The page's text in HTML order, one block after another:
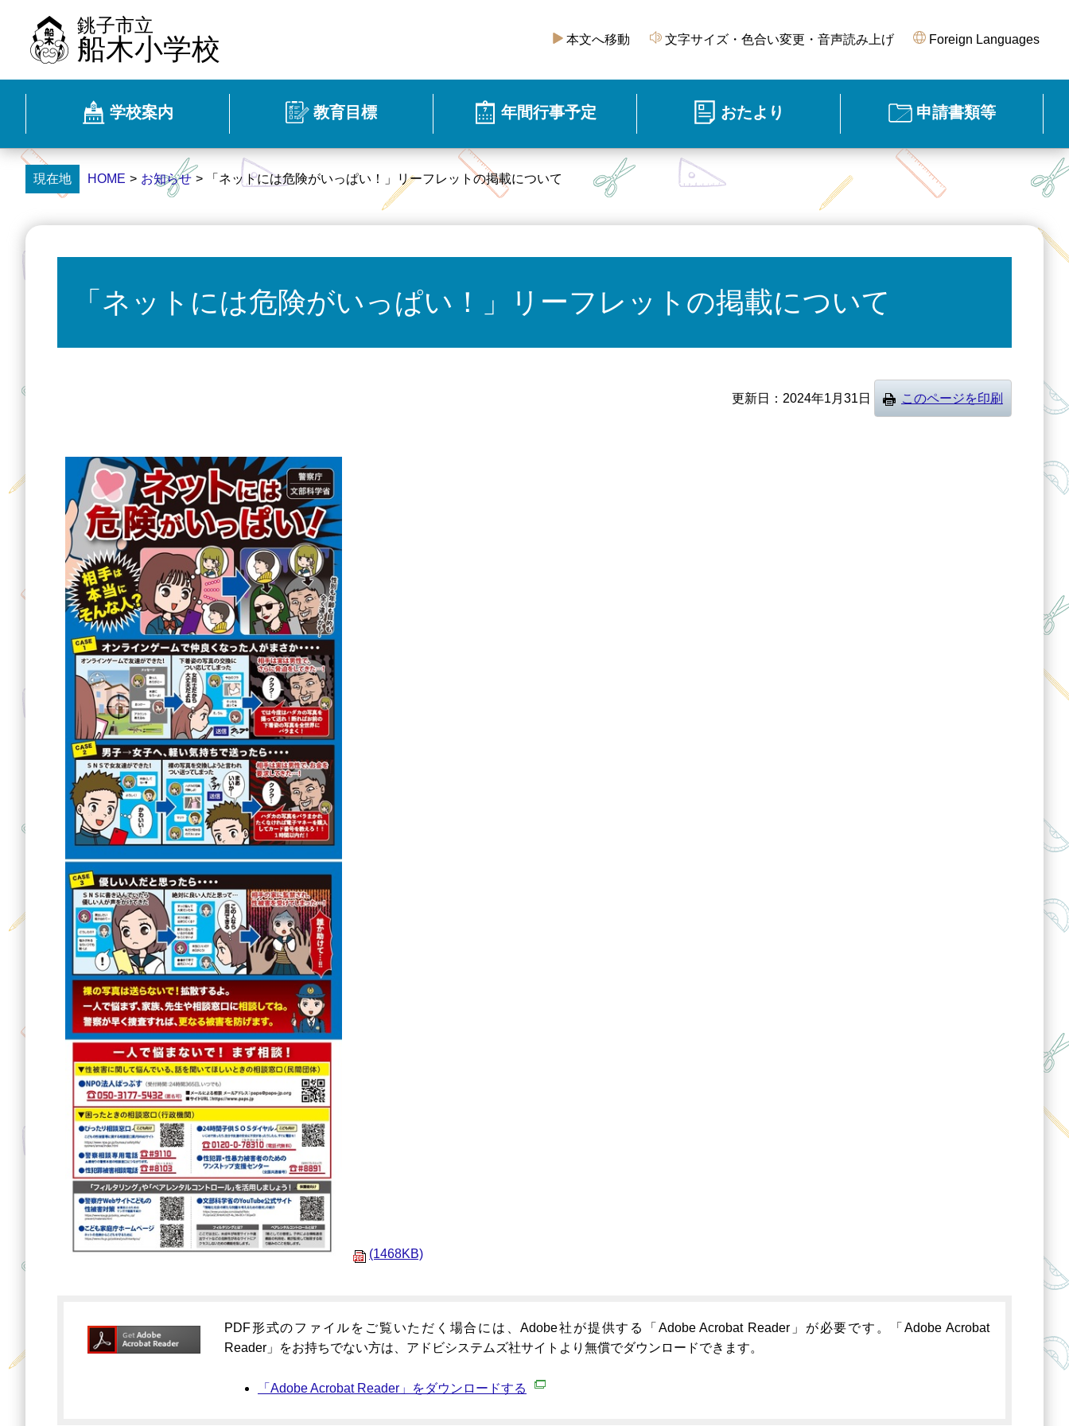
銚子市立
船木小学校 本文へ移動 文字サイズ・色合い変更・音声読み上げ Foreign Languages
学校案内 教育目標 年間行事予定 おたより 申請書類等
現在地 HOME > お知らせ > 「ネットには危険がいっぱい！」リーフレットの掲載について
「ネットには危険がいっぱい！」リーフレットの掲載について
更新日 2024年1月31日 このページを印刷
(1468KB)
PDF形式のファイルをご覧いただく場合には、Adobe社が提供する「Adobe Acrobat Reader」が必要です。「Adobe Acrobat
Reader」をお持ちでない方は、アドビシステムズ社サイトより無償でダウンロードできます。
「Adobe Acrobat Reader」をダウンロードする